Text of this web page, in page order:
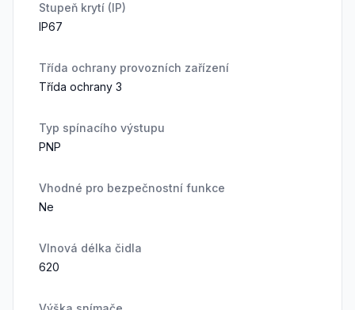
Stupeň krytí (IP)
IP67
Třída ochrany provozních zařízení
Třída ochrany 3
Typ spínacího výstupu
PNP
Vhodné pro bezpečnostní funkce
Ne
Vlnová délka čidla
620